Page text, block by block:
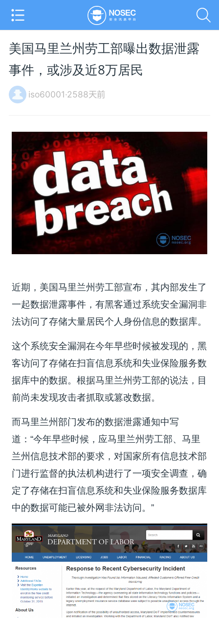
美国马里兰州劳工部曝出数据泄露
事件，或涉及近8万居民
iso60001·2588天前
近期，美国马里兰州劳工部宣布，其内部发生了
一起数据泄露事件，有黑客通过系统安全漏洞非
法访问了存储大量居民个人身份信息的数据库。
这个系统安全漏洞在今年早些时候被发现的，黑
客访问了存储在扫盲信息系统和失业保险服务数
据库中的数据。根据马里兰州劳工部的说法，目
前尚未发现攻击者抓取或篡改数据。
而马里兰州部门发布的数据泄露通知中写
道：“今年早些时候，应马里兰州劳工部、马里
兰州信息技术部的要求，对国家所有信息技术部
门进行监督的执法机构进行了一项安全调查，确
定了存储在扫盲信息系统和失业保险服务数据库
中的数据可能已被外网非法访问。”